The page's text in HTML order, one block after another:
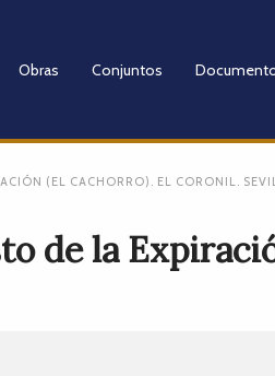
Obras Conjuntos
(EL CACHORRO). EL CORONIL.
de la